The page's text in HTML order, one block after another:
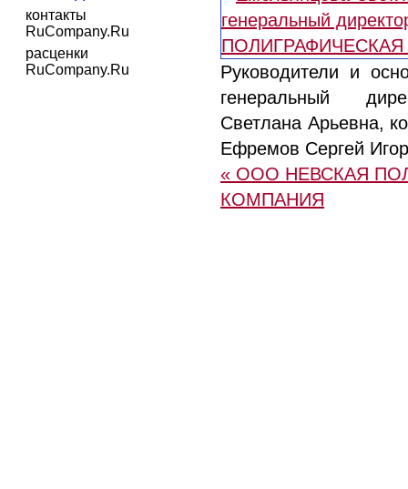
контакты
RuCompany.Ru
расценки
RuCompany.Ru
Руководители и
генеральный
Светлана Арьевна,
Ефремов Сергей
« ООО НЕВСКАЯ
КОМПАНИЯ